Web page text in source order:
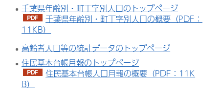
千葉県年齢別・町丁字別人口のトップページ
千葉県年齢別・町丁字別人口の概要（PDF：
11KB）
高齢者人口等の統計データのトップページ
住民基本台帳月報のトップページ
住民基本台帳人口月報の概要（PDF：11K
B）